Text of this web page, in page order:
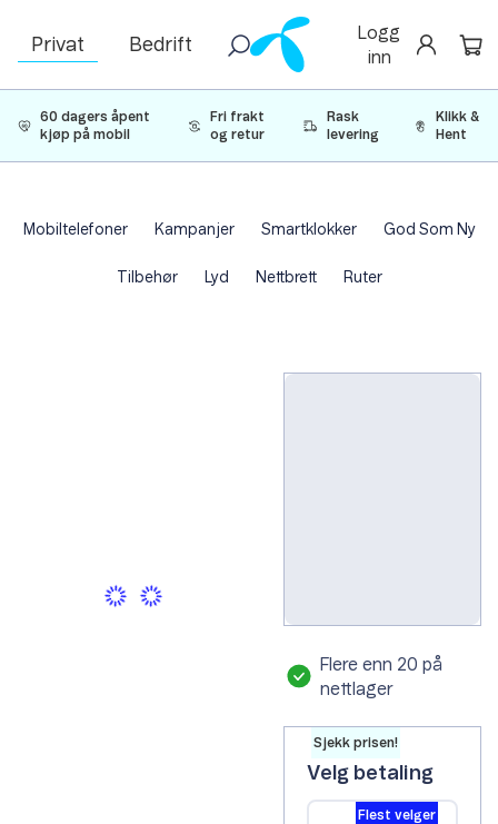
Privat Bedrift
Logg
inn
60 dagers åpent
kjøp på mobil
Fri frakt
og retur
Rask
levering
Klikk &
Hent
Mobiltelefoner Kampanjer Smartklokker God Som Ny
Tilbehør Lyd Nettbrett Ruter
Flere enn 20 på
nettlager
Sjekk prisen!
Velg betaling
Flest velger